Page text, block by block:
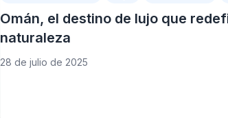
Omán, el destino de lujo que
naturaleza
28 de julio de 2025